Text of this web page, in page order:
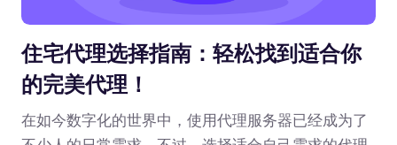
住宅代理选择指南：轻松找到适合你
的完美代理！
在如今数字化的世界中，使用代理服务器已经成为了